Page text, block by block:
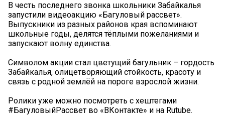
В честь последнего звонка школьники Забайкалья
запустили видеоакцию «Багуловый рассвет».
Выпускники из разных районов края вспоминают
школьные годы, делятся тёплыми пожеланиями и
запускают волну единства.
Символом акции стал цветущий багульник – гордость
Забайкалья, олицетворяющий стойкость, красоту и
связь с родной землёй на пороге взрослой жизни.
Ролики уже можно посмотреть с хештегами
#БагуловыйРассвет во «ВКонтакте» и на Rutube.